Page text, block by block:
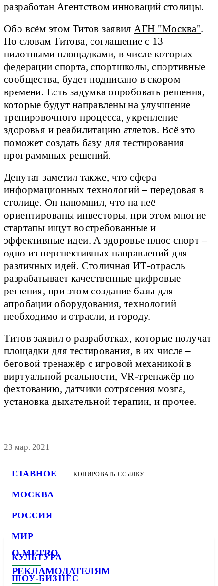
ГЛАВНОЕ
МОСКВА
РОССИЯ
МИР
КУЛЬТУРА
ШОУ-БИЗНЕС
разработан Агентством инноваций столицы.
Обо всём этом Титов заявил АГН "Москва".
По словам Титова, соглашение с 13
пилотными площадками, в числе которых –
федерации спорта, спортшколы, спортивные
сообщества, будет подписано в скором
времени. Есть задумка опробовать решения,
которые будут направлены на улучшение
тренировочного процесса, укрепление
здоровья и реабилитацию атлетов. Всё это
поможет создать базу для тестирования
программных решений.
Депутат заметил также, что сфера
информационных технологий – передовая в
столице. Он напомнил, что на неё
ориентированы инвесторы, при этом многие
стартапы ищут востребованные и
эффективные идеи. А здоровье плюс спорт –
одно из перспективных направлений для
различных идей. Столичная ИТ-отрасль
разрабатывает качественные цифровые
решения, при этом создание базы для
апробации оборудования, технологий
необходимо и отрасли, и городу.
Титов заявил о разработках, которые получат
площадки для тестирования, в их числе –
беговой тренажёр с игровой механикой в
виртуальной реальности, VR-тренажёр по
фехтованию, датчики сотрясения мозга,
установка дыхательной терапии, и прочее.
23 мар. 2021
КОПИРОВАТЬ ССЫЛКУ
О METRO
РЕКЛАМОДАТЕЛЯМ